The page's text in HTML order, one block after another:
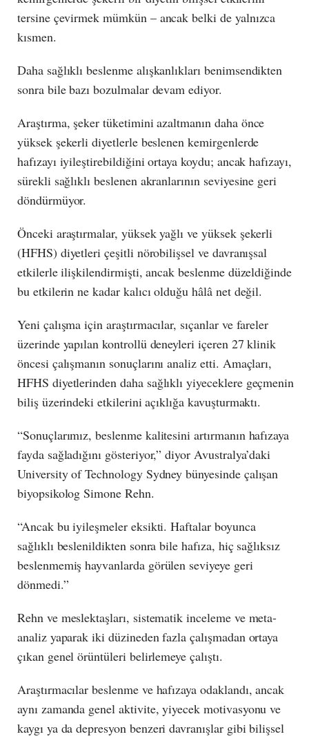
tersine çevirmek mümkün – ancak belki de yalnızca
kısmen.
Daha sağlıklı beslenme alışkanlıkları benimsendikten
sonra bile bazı bozulmalar devam ediyor.
Araştırma, şeker tüketimini azaltmanın daha önce
yüksek şekerli diyetlerle beslenen kemirgenlerde
hafızayı iyileştirebildiğini ortaya koydu; ancak hafızayı,
sürekli sağlıklı beslenen akranlarının seviyesine geri
döndürmüyor.
Önceki araştırmalar, yüksek yağlı ve yüksek şekerli
(HFHS) diyetleri çeşitli nörobilişsel ve davranışsal
etkilerle ilişkilendirmişti, ancak beslenme düzeldiğinde
bu etkilerin ne kadar kalıcı olduğu hâlâ net değil.
Yeni çalışma için araştırmacılar, sıçanlar ve fareler
üzerinde yapılan kontrollü deneyleri içeren 27 klinik
öncesi çalışmanın sonuçlarını analiz etti. Amaçları,
HFHS diyetlerinden daha sağlıklı yiyeceklere geçmenin
biliş üzerindeki etkilerini açıklığa kavuşturmaktı.
“Sonuçlarımız, beslenme kalitesini artırmanın hafızaya
fayda sağladığını gösteriyor,” diyor Avustralya’daki
University of Technology Sydney bünyesinde çalışan
biyopsikolog Simone Rehn.
“Ancak bu iyileşmeler eksikti. Haftalar boyunca
sağlıklı beslenildikten sonra bile hafıza, hiç sağlıksız
beslenmemiş hayvanlarda görülen seviyeye geri
dönmedi.”
Rehn ve meslektaşları, sistematik inceleme ve meta-
analiz yaparak iki düzineden fazla çalışmadan ortaya
çıkan genel örüntüleri belirlemeye çalıştı.
Araştırmacılar beslenme ve hafızaya odaklandı, ancak
aynı zamanda genel aktivite, yiyecek motivasyonu ve
kaygı ya da depresyon benzeri davranışlar gibi bilişsel